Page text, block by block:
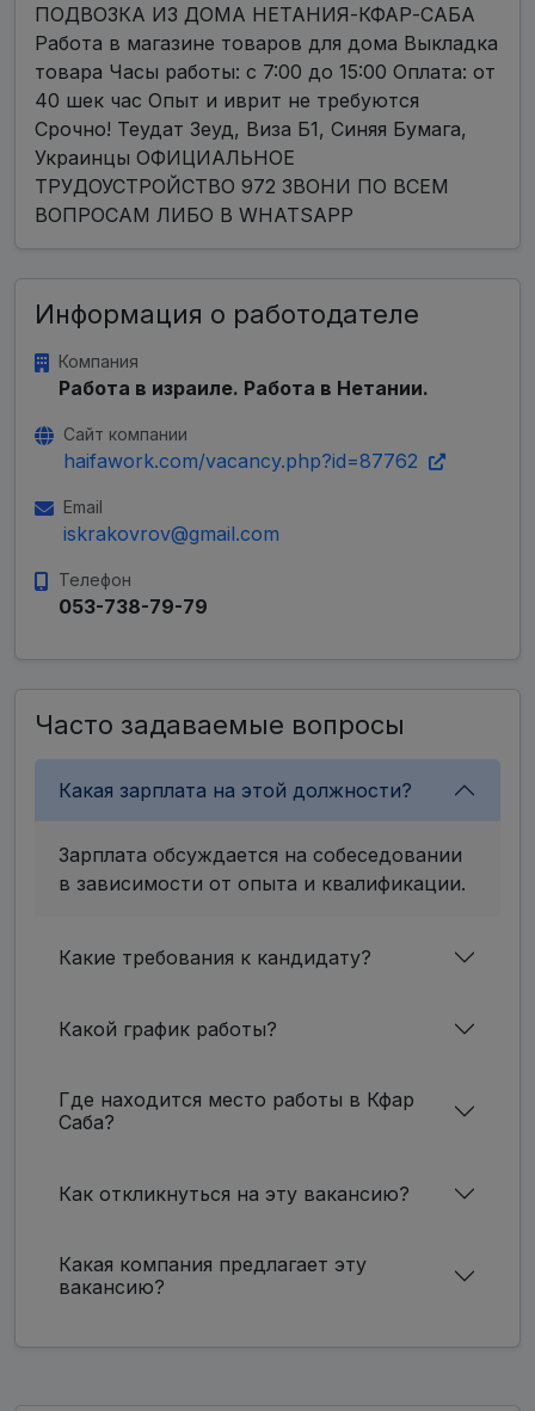
ПОДВОЗКА ИЗ ДОМА НЕТАНИЯ-КФАР-САБА
Работа в магазине товаров для дома Выкладка
товара Часы работы: с 7:00 до 15:00 Оплата: от
40 шек час Опыт и иврит не требуются
Срочно! Теудат Зеуд, Виза Б1, Синяя Бумага,
Украинцы ОФИЦИАЛЬНОЕ
ТРУДОУСТРОЙСТВО 972 ЗВОНИ ПО ВСЕМ
ВОПРОСАМ ЛИБО В WHATSAPP
Информация о работодателе
Компания
Работа в израиле. Работа в Нетании.
Сайт компании
haifawork.com/vacancy.php?id=87762
Email
iskrakovrov@gmail.com
Телефон
053-738-79-79
Часто задаваемые вопросы
Какая зарплата на этой должности?
Зарплата обсуждается на собеседовании
в зависимости от опыта и квалификации.
Какие требования к кандидату?
Какой график работы?
Где находится место работы в Кфар
Саба?
Как откликнуться на эту вакансию?
Какая компания предлагает эту
вакансию?